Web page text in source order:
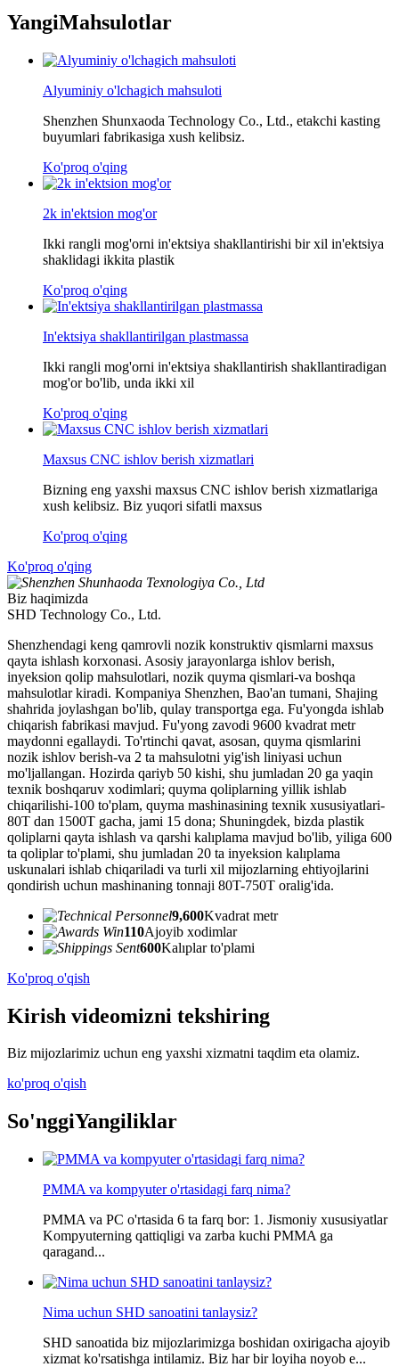
YangiMahsulotlar
Alyuminiy o'lchagich mahsuloti
Shenzhen Shunxaoda Technology Co., Ltd., etakchi kasting
buyumlari fabrikasiga xush kelibsiz.
Ko'proq o'qing
2k in'ektsion mog'or
Ikki rangli mog'orni in'ektsiya shakllantirishi bir xil in'ektsiya
shaklidagi ikkita plastik
Ko'proq o'qing
In'ektsiya shakllantirilgan plastmassa
Ikki rangli mog'orni in'ektsiya shakllantirish shakllantiradigan
mog'or bo'lib, unda ikki xil
Ko'proq o'qing
Maxsus CNC ishlov berish xizmatlari
Bizning eng yaxshi maxsus CNC ishlov berish xizmatlariga
xush kelibsiz. Biz yuqori sifatli maxsus
Ko'proq o'qing
Ko'proq o'qing
Biz haqimizda
SHD Technology Co., Ltd.
Shenzhendagi keng qamrovli nozik konstruktiv qismlarni maxsus
qayta ishlash korxonasi. Asosiy jarayonlarga ishlov berish,
inyeksion qolip mahsulotlari, nozik quyma qismlari-va boshqa
mahsulotlar kiradi. Kompaniya Shenzhen, Bao'an tumani, Shajing
shahrida joylashgan bo'lib, qulay transportga ega. Fu'yongda ishlab
chiqarish fabrikasi mavjud. Fu'yong zavodi 9600 kvadrat metr
maydonni egallaydi. To'rtinchi qavat, asosan, quyma qismlarini
nozik ishlov berish-va 2 ta mahsulotni yig'ish liniyasi uchun
mo'ljallangan. Hozirda qariyb 50 kishi, shu jumladan 20 ga yaqin
texnik boshqaruv xodimlari; quyma qoliplarning yillik ishlab
chiqarilishi-100 to'plam, quyma mashinasining texnik xususiyatlari-
80T dan 1500T gacha, jami 15 dona; Shuningdek, bizda plastik
qoliplarni qayta ishlash va qarshi kalıplama mavjud bo'lib, yiliga 600
ta qoliplar to'plami, shu jumladan 20 ta inyeksion kalıplama
uskunalari ishlab chiqariladi va turli xil mijozlarning ehtiyojlarini
qondirish uchun mashinaning tonnaji 80T-750T oralig'ida.
9,600Kvadrat metr
110Ajoyib xodimlar
600Kalıplar to'plami
Ko'proq o'qish
Kirish videomizni tekshiring
Biz mijozlarimiz uchun eng yaxshi xizmatni taqdim eta olamiz.
ko'proq o'qish
So'nggiYangiliklar
PMMA va kompyuter o'rtasidagi farq nima?
PMMA va PC o'rtasida 6 ta farq bor: 1. Jismoniy xususiyatlar
Kompyuterning qattiqligi va zarba kuchi PMMA ga
qaragand...
Nima uchun SHD sanoatini tanlaysiz?
SHD sanoatida biz mijozlarimizga boshidan oxirigacha ajoyib
xizmat ko'rsatishga intilamiz. Biz har bir loyiha noyob e...